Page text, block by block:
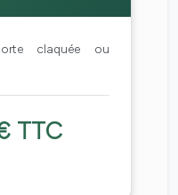
claquée ou
TTC